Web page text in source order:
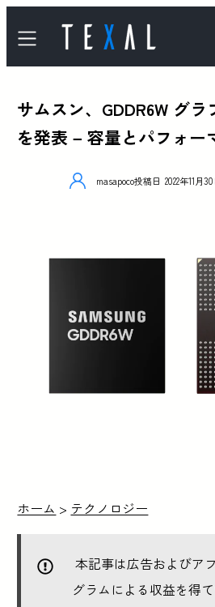
サムスン、GDDR6W グ
を発表 – 容量とパフォー
masapoco投稿日 2022年11月
ホーム > テクノロジー
本記事は広告およびア
グラムによる収益を得て